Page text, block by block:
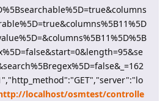
localhost/osmtest/controlle